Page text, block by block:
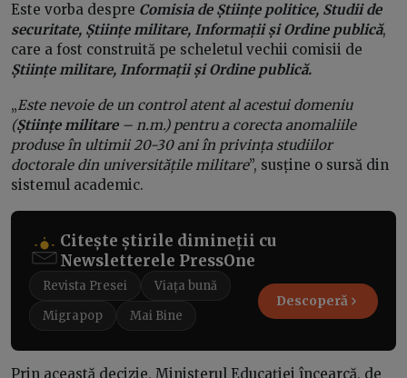
Este vorba despre Comisia de Științe politice, Studii de
securitate, Științe militare, Informații și Ordine publică,
care a fost construită pe scheletul vechii comisii de
Științe militare, Informații și Ordine publică.
„Este nevoie de un control atent al acestui domeniu
(Științe militare– n.m.) pentru a corecta anomaliile
produse în ultimii 20-30 ani în privința studiilor
doctorale din universitățile militare”, susține o sursă din
sistemul academic.
Citește știrile dimineții cu
Newsletterele PressOne
Revista Presei
Viața bună
Migrapop
Mai Bine
Descoperă
Prin această decizie, Ministerul Educației încearcă, de